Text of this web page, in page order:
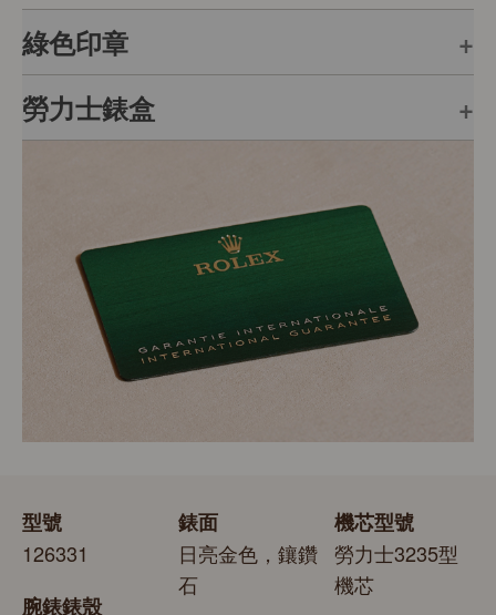
綠色印章
每枚勞力士腕錶均附有全球五年保用保證，並附上綠色印
章，此印章是頂級天文台精密時計的象徵。此獨特標記證
勞力士錶盒
送禮之用亦非常合適，接收禮物者會感到愉悅非常。
型號
126331
腕錶錶殼
錶面
日亮金色，鑲鑽
石
機芯型號
勞力士3235型
機芯